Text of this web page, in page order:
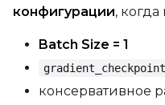
конфигурации, когда
Batch Size = 1
консервативное